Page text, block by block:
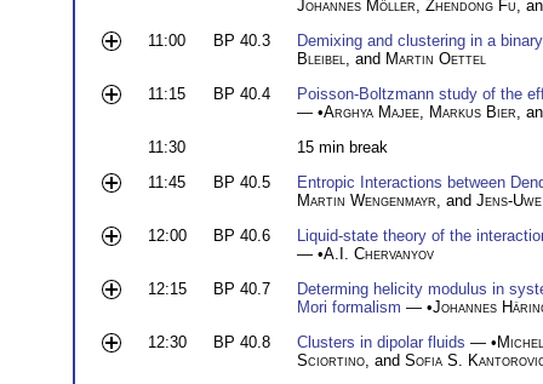
Johannes Möller Zhendong Fu ,
11:00
BP 40.3
Demixing and clustering in a
Bleibel
, and Martin Oettel
11:15
BP 40.4
Poisson-Boltzmann study of the
— •Arghya Majee Markus Bier ,
11:30
15 min break
11:45
BP 40.5
Entropic Interactions between
Martin Wengenmayr , and Jens-
12:00
BP 40.6
Liquid-state theory of the
— •A.I. Chervanyov
12:15
BP 40.7
Determing helicity modulus in
Mori formalism — •Johannes
12:30
BP 40.8 Clusters in dipolar fluids — •
Sciortino , and Sofia S.